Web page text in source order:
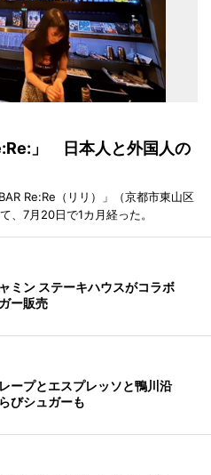
」 日本人と外国人の
Re:Re（リリ）」（京都市東山区
、7月20日で1カ月経った。
ミン ステーキハウスがコラボ
ー販売
ープとエスプレッソと鴨川沿
びシュガーも